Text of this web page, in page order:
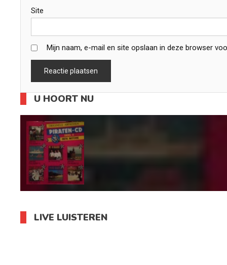
Site
Mijn naam, e-mail en site opslaan in deze browser
U HOORT NU
LIVE LUISTEREN